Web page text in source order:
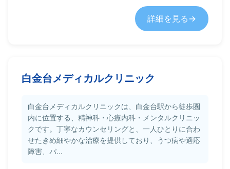
詳細を見る
白金台メディカルクリニック
白金台メディカルクリニックは、白金台駅から徒歩圏
内に位置する、精神科・心療内科・メンタルクリニッ
クです。丁寧なカウンセリングと、一人ひとりに合わ
せたきめ細やかな治療を提供しており、うつ病や適応
障害、パ...